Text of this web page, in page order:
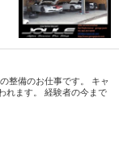
整備のお仕事です。 キャ
れます。 経験者の今まで